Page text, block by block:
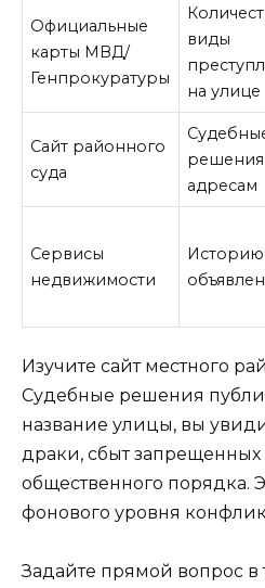
Официальные
карты МВД/
Генпрокуратуры
виды
на улице
Сайт районного
суда
адресам
Сервисы
недвижимости
Историю
Изучите сайт местного
Судебные решения
название улицы, вы
драки, сбыт
общественного порядка.
фонового уровня
Задайте прямой вопрос в